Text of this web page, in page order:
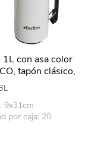
1L con asa color
tapón clásico,
Berlina
9x31cm
por caja: 20